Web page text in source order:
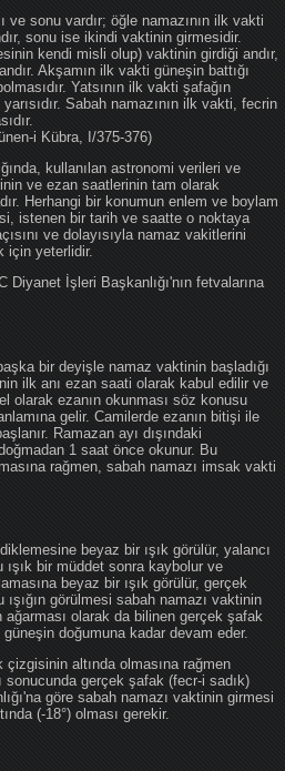
ve sonu vardır; öğle namazının ilk vakti
sonu ise ikindi vaktinin girmesidir.
kendi misli olup) vaktinin girdiği andır,
Akşamın ilk vakti güneşin battığı
Yatsının ilk vakti şafağın
Sabah namazının ilk vakti, fecrin
i Kübra, I/375-376)
kullanılan astronomi verileri ve
ve ezan saatlerinin tam olarak
Herhangi bir konumun enlem ve boylam
istenen bir tarih ve saatte o noktaya
ve dolayısıyla namaz vakitlerini
için yeterlidir.
İşleri Başkanlığı'nın fetvalarına
bir deyişle namaz vaktinin başladığı
ilk anı ezan saati olarak kabul edilir ve
olarak ezanın okunması söz konusu
gelir. Camilerde ezanın bitişi ile
Ramazan ayı dışındaki
1 saat önce okunur. Bu
rağmen, sabah namazı imsak vakti
beyaz bir ışık görülür, yalancı
bir müddet sonra kaybolur ve
beyaz bir ışık görülür, gerçek
görülmesi sabah namazı vaktinin
ağarması olarak da bilinen gerçek şafak
doğumuna kadar devam eder.
altında olmasına rağmen
sonucunda gerçek şafak (fecr-i sadık)
göre sabah namazı vaktinin girmesi
(-18°) olması gerekir.